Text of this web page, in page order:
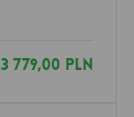
3 779,00 PLN